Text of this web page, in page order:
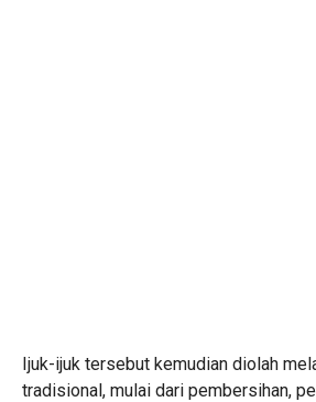
Ijuk-ijuk tersebut kemudian diolah
tradisional, mulai dari pembersihan,